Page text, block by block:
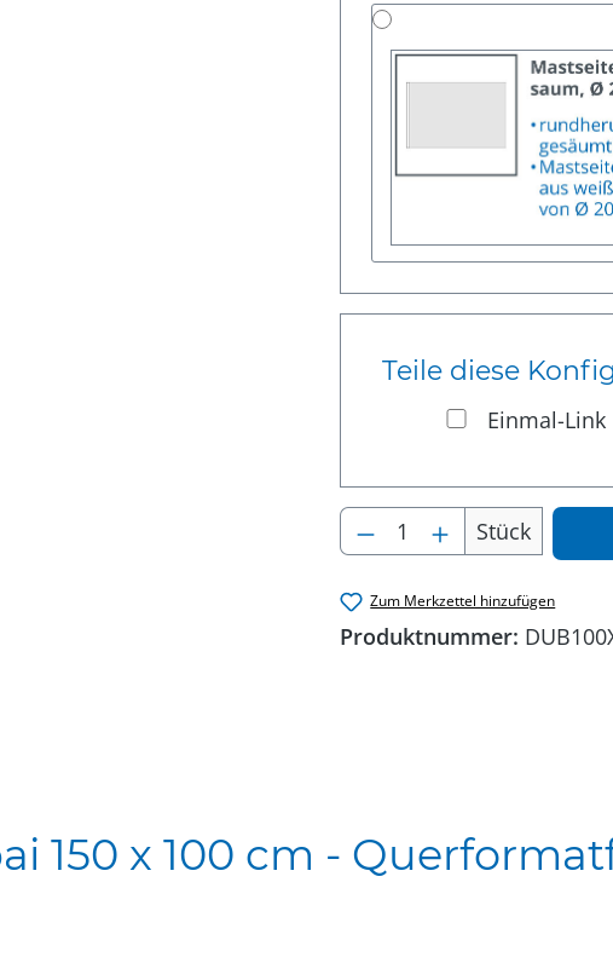
Teile diese
Einmal-Link
Produkt Anzahl:
Stück
Zum Merkzettel hinzufügen
Produktnummer:
150 x 100 cm -